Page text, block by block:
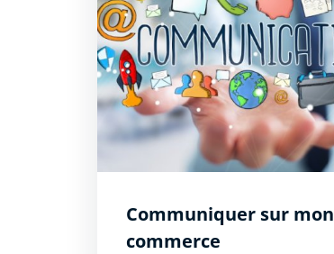
Communiquer sur mon
commerce